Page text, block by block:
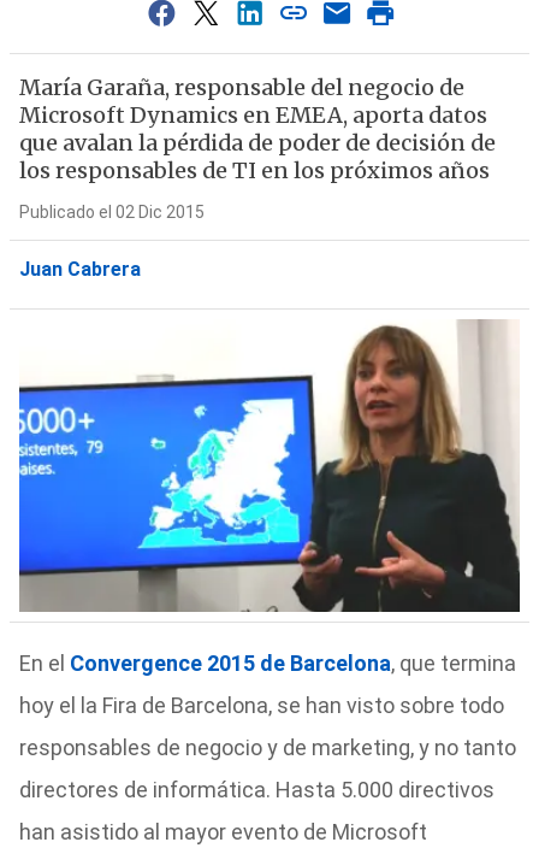
María Garaña, responsable del negocio de
Microsoft Dynamics en EMEA, aporta datos
que avalan la pérdida de poder de decisión de
los responsables de TI en los próximos años
Publicado el 02 Dic 2015
Juan Cabrera
En el Convergence 2015 de Barcelona, que termina
hoy el la Fira de Barcelona, se han visto sobre todo
responsables de negocio y de marketing, y no tanto
directores de informática. Hasta 5.000 directivos
han asistido al mayor evento de Microsoft